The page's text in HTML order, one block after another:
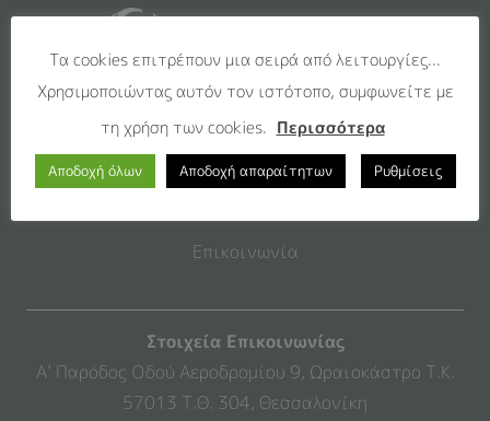
Εταιρεία
Προϊόντα
Επικοινωνία
Στοιχεία Επικοινωνίας
Α’ Παρόδος Οδού Αεροδρομίου 9, Ωραιοκάστρο Τ.Κ.
57013 Τ.Θ. 304, Θεσσαλονίκη
Τα cookies επιτρέπουν μια σειρά από λειτουργίες...
Χρησιμοποιώντας αυτόν τον ιστότοπο, συμφωνείτε με
τη χρήση των cookies. Περισσότερα
Αποδοχή όλων Αποδοχή απαραίτητων Ρυθμίσεις